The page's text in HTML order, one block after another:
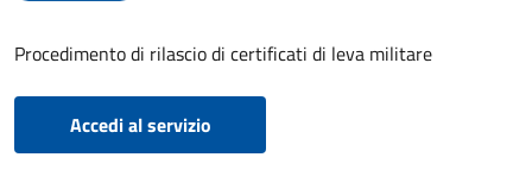
Procedimento di rilascio di certificati di leva militare
Accedi al servizio